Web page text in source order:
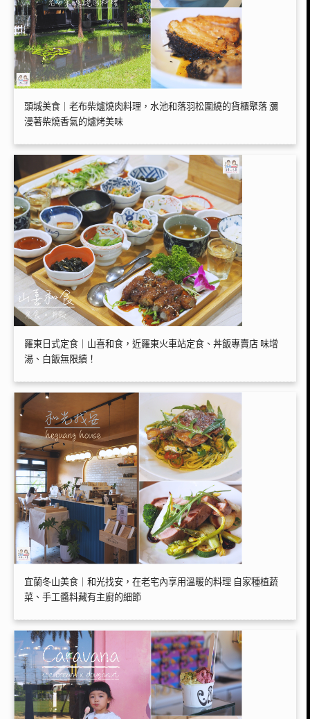
頭城美食｜老布柴爐燒肉料理，水池和落羽松圍繞的貨櫃聚落 瀰
漫著柴燒香氣的爐烤美味
羅東日式定食｜山喜和食，近羅東火車站定食、丼飯專賣店 味增
湯、白飯無限續！
宜蘭冬山美食｜和光找安，在老宅內享用溫暖的料理 自家種植蔬
菜、手工醬料藏有主廚的細節